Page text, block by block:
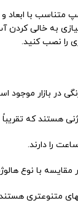
متناسب با
به خالی
را نصب کنید.